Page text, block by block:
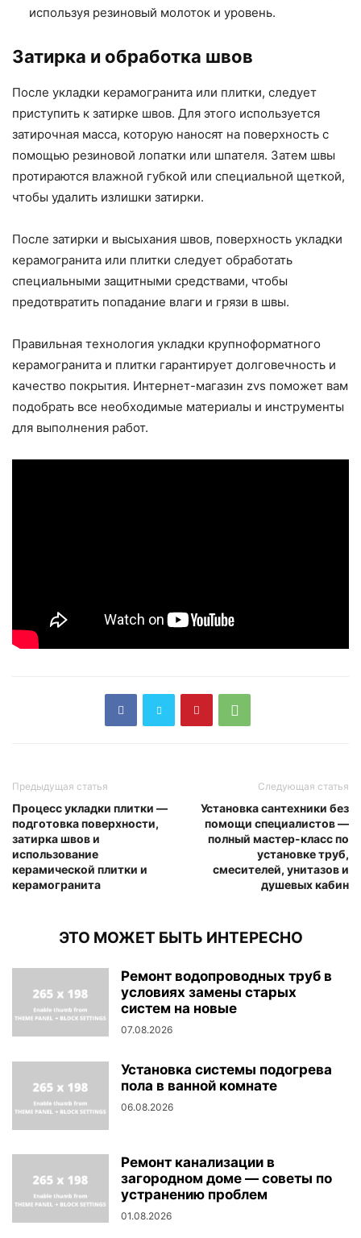
используя резиновый молоток и уровень.
Затирка и обработка швов
После укладки керамогранита или плитки, следует
приступить к затирке швов. Для этого используется
затирочная масса, которую наносят на поверхность с
помощью резиновой лопатки или шпателя. Затем швы
протираются влажной губкой или специальной щеткой,
чтобы удалить излишки затирки.
После затирки и высыхания швов, поверхность укладки
керамогранита или плитки следует обработать
специальными защитными средствами, чтобы
предотвратить попадание влаги и грязи в швы.
Правильная технология укладки крупноформатного
керамогранита и плитки гарантирует долговечность и
качество покрытия. Интернет-магазин zvs поможет вам
подобрать все необходимые материалы и инструменты
для выполнения работ.
Предыдущая статья
Процесс укладки плитки —
подготовка поверхности,
затирка швов и
использование
керамической плитки и
керамогранита
Следующая статья
Установка сантехники без
помощи специалистов —
полный мастер-класс по
установке труб,
смесителей, унитазов и
душевых кабин
ЭТО МОЖЕТ БЫТЬ ИНТЕРЕСНО
Ремонт водопроводных труб в
условиях замены старых
систем на новые
07.08.2026
Установка системы подогрева
пола в ванной комнате
06.08.2026
Ремонт канализации в
загородном доме — советы по
устранению проблем
01.08.2026